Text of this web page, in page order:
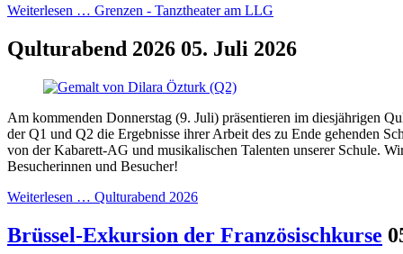
Weiterlesen … Grenzen - Tanztheater am LLG
Qulturabend 2026 05. Juli 2026
Am kommenden Donnerstag (9. Juli) präsentieren im diesjährigen
der Q1 und Q2 die Ergebnisse ihrer Arbeit des zu Ende gehenden
von der Kabarett-AG und musikalischen Talenten unserer Schule.
Besucherinnen und Besucher!
Weiterlesen … Qulturabend 2026
Brüssel-Exkursion der Französischkurse